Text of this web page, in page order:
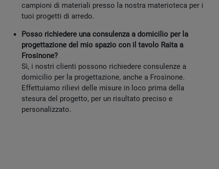
campioni di materiali presso la nostra materioteca per i
tuoi progetti di arredo.
Posso richiedere una consulenza a domicilio per la
progettazione del mio spazio con il tavolo Raita a
Frosinone?
Sì, i nostri clienti possono richiedere consulenze a
domicilio per la progettazione, anche a Frosinone.
Effettuiamo rilievi delle misure in loco prima della
stesura del progetto, per un risultato preciso e
personalizzato.